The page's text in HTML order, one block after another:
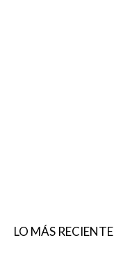
LO MÁS RECIENTE